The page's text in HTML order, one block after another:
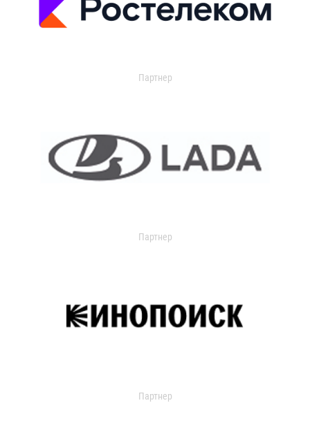
Партнер
Партнер
Партнер